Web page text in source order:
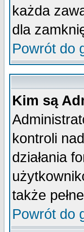
każda
dla
Powrót do
Kim są
kontroli
działania
także
Powrót do